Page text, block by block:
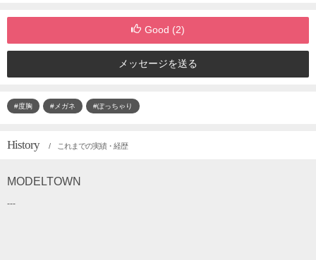
Good (2)
メッセージを送る
#度胸 #メガネ #ぽっちゃり
History / これまでの実績・経歴
MODELTOWN
---